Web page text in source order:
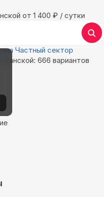
oт 1 400 ₽ / сутки
Частный сектор
666 вариантов